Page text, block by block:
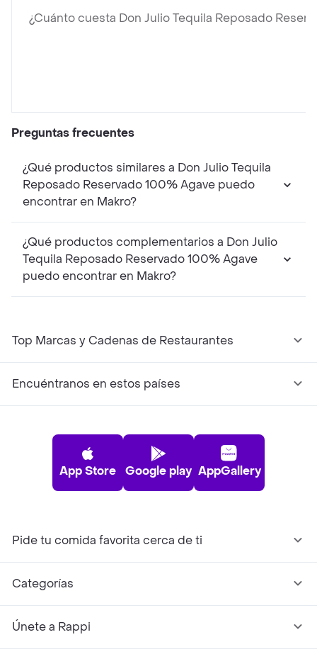
¿Cuánto cuesta Don Julio Tequila Reposado
Preguntas frecuentes
¿Qué productos similares a Don Julio Tequila
Reposado Reservado 100% Agave puedo
encontrar en Makro?
¿Qué productos complementarios a Don Julio
Tequila Reposado Reservado 100% Agave
puedo encontrar en Makro?
Top Marcas y Cadenas de Restaurantes
Encuéntranos en estos países
App Store Google play AppGallery
Pide tu comida favorita cerca de ti
Categorías
Únete a Rappi